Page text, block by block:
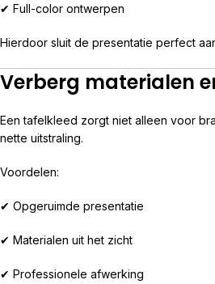
✔ Full-color ontwerpen
Hierdoor sluit de presentatie perfect
Verberg materialen
Een tafelkleed zorgt niet alleen voor
nette uitstraling.
Voordelen:
✔ Opgeruimde presentatie
✔ Materialen uit het zicht
✔ Professionele afwerking